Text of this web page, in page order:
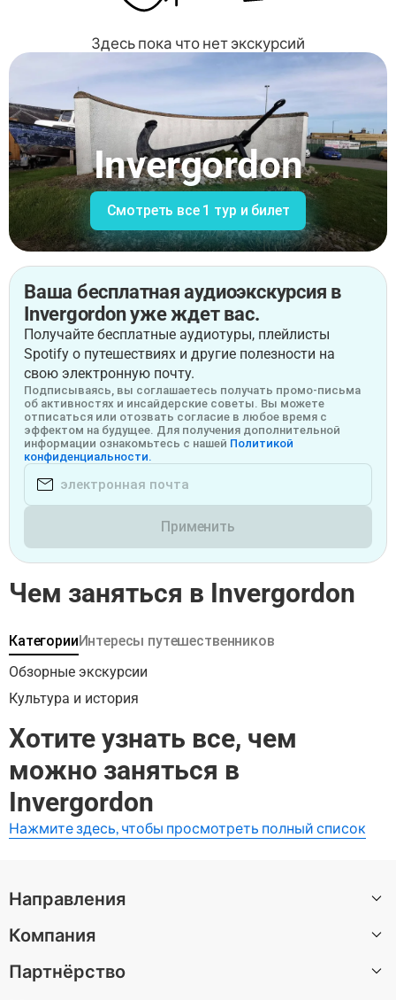
Здесь пока что нет экскурсий
Invergordon
Смотреть все 1 тур и билет
Ваша бесплатная аудиоэкскурсия в
Invergordon уже ждет вас.
Получайте бесплатные аудиотуры, плейлисты
Spotify о путешествиях и другие полезности на
свою электронную почту.
Подписываясь, вы соглашаетесь получать промо-письма
об активностях и инсайдерские советы. Вы можете
отписаться или отозвать согласие в любое время с
эффектом на будущее. Для получения дополнительной
информации ознакомьтесь с нашей Политикой
конфиденциальности.
Применить
Чем заняться в Invergordon
КатегорииИнтересы путешественников
Обзорные экскурсии
Культура и история
Хотите узнать все, чем
можно заняться в
Invergordon
Нажмите здесь, чтобы просмотреть полный список
Направления
Все направления
Компания
О нас
Партнёрство